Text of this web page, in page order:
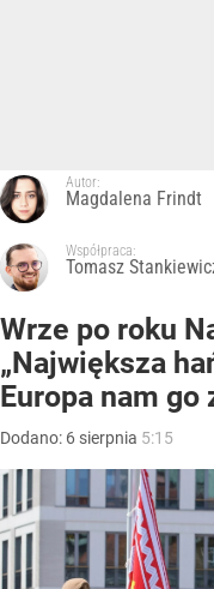
Autor:
Magdalena Frindt
Współpraca:
Tomasz
Wrze po roku
„Największa
Europa nam go
Dodano: 6 sierpnia 5:15